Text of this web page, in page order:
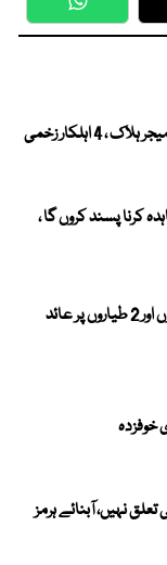
WhatsApp
کرنا پسند کروں گا ،
امریکا نے ایران سے منسلک 3 کمپنیوں اور 2 طیاروں پر عائد
خوفزدہ
نہیں، آبنائے ہرمز